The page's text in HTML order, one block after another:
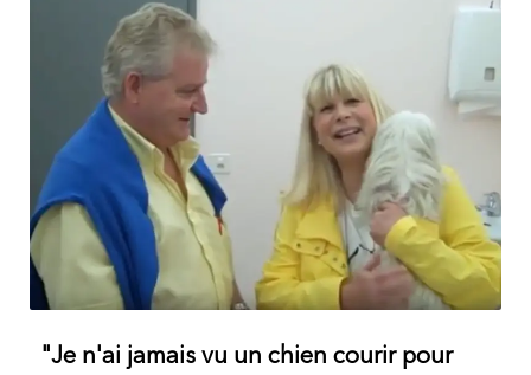
"Je n'ai jamais vu un chien courir pour